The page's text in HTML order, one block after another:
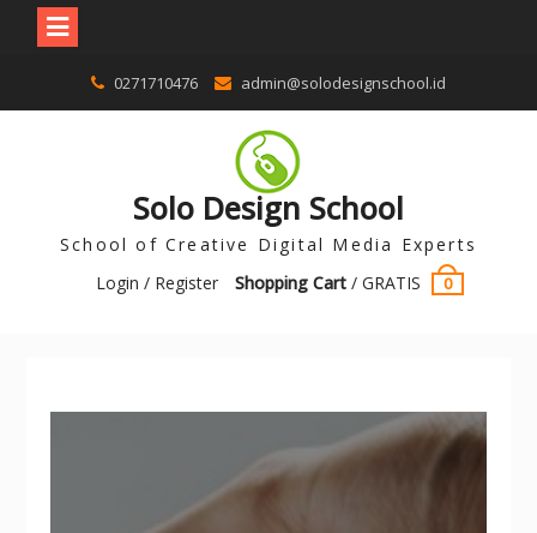
0271710476 admin@solodesignschool.id
Solo Design School
School of Creative Digital Media Experts
Login / Register
Shopping Cart/ GRATIS 0